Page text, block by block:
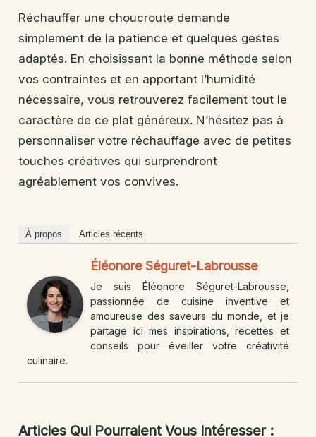
Réchauffer une choucroute demande
simplement de la patience et quelques gestes
adaptés. En choisissant la bonne méthode selon
vos contraintes et en apportant l’humidité
nécessaire, vous retrouverez facilement tout le
caractère de ce plat généreux. N’hésitez pas à
personnaliser votre réchauffage avec de petites
touches créatives qui surprendront
agréablement vos convives.
À propos Articles récents
Éléonore Séguret-Labrousse
Je suis Éléonore Séguret-Labrousse,
passionnée de cuisine inventive et
amoureuse des saveurs du monde, et je
partage ici mes inspirations, recettes et
conseils pour éveiller votre créativité
culinaire.
Articles Qui Pourraient Vous Intéresser :